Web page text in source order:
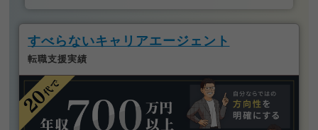
すべらないキャリアエージェント
転職支援実績